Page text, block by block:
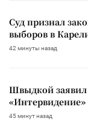
Суд признал
выборов в
42 минуты назад
Швыдкой заявил
«Интервидение»
45 минут назад